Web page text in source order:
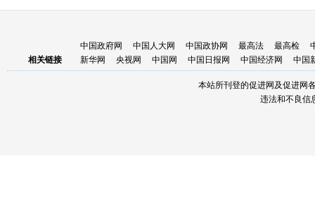
相关链接
中国政府网 中国人大网 中国政协网 最高法 最高检
新华网
央视网 中国网 中国日报网 中国经济网 中国
本站所刊登的促进网及促进网
违法和不良信